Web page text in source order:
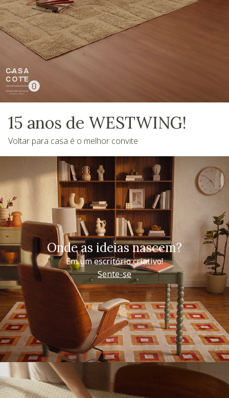
15 anos de WESTWING!
Voltar para casa é o melhor convite
Onde as ideias nascem?
Em um escritório criativo!
Sente-se